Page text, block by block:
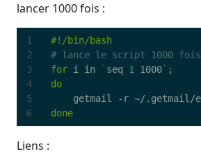
lancer 1000 fois :
4
6
# lance le script 1000 fois
for i in ` seq 1 1000` ;
do
done
Liens :